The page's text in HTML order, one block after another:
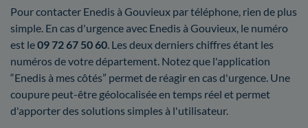
Pour contacter Enedis à Gouvieux par téléphone, rien de plus
simple. En cas d'urgence avec Enedis à Gouvieux, le numéro
est le09 72 67 50 60 . Les deux derniers chiffres étant les
numéros de votre département. Notez que l'application
“Enedis à mes côtés” permet de réagir en cas d'urgence. Une
coupure peut-être géolocalisée en temps réel et permet
d'apporter des solutions simples à l'utilisateur.